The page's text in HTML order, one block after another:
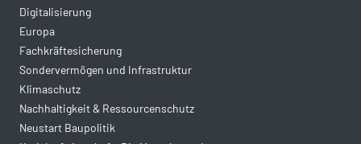
Digitalisierung
Europa
Fachkräftesicherung
Sondervermögen und Infrastruktur
Klimaschutz
Nachhaltigkeit & Ressourcenschutz
Neustart Baupolitik